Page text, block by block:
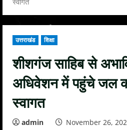
उत्तराखंड शिक्षा
शीशगंज साहिब से
अधिवेशन में पहुंचे जल
स्वागत
admin November 26,